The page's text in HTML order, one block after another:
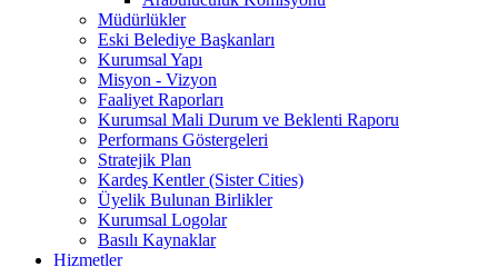
Müdürlükler
Eski Belediye Başkanları
Kurumsal Yapı
Misyon - Vizyon
Faaliyet Raporları
Kurumsal Mali Durum ve Beklenti Raporu
Performans Göstergeleri
Stratejik Plan
Kardeş Kentler (Sister Cities)
Üyelik Bulunan Birlikler
Kurumsal Logolar
Basılı Kaynaklar
Hizmetler